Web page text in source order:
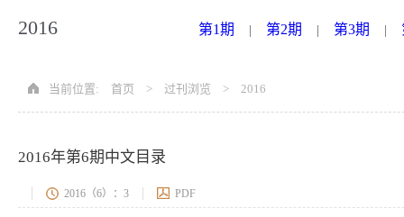
2016 第1期 第2期 第3期
当前位置: 首页 > 过刊浏览 > 2016
2016年第6期中文目录
2016（6）：3 PDF